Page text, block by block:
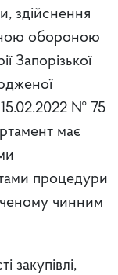
здійснення
обороною
Запорізької
15.02.2022 № 75
має
процедури
чинним
закупівлі,